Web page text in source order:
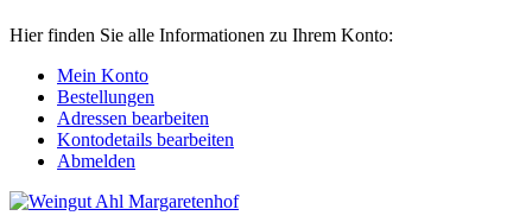
Hier finden Sie alle Informationen zu Ihrem Konto:
Mein Konto
Bestellungen
Adressen bearbeiten
Kontodetails bearbeiten
Abmelden